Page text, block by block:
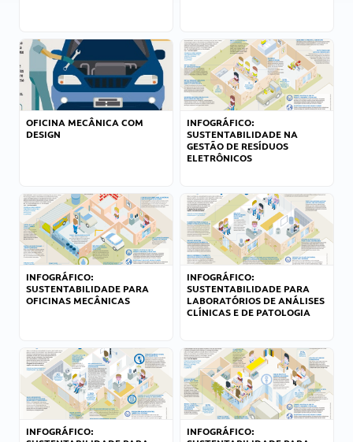
OFICINA MECÂNICA COM
DESIGN
INFOGRÁFICO:
SUSTENTABILIDADE NA
GESTÃO DE RESÍDUOS
ELETRÔNICOS
INFOGRÁFICO:
SUSTENTABILIDADE PARA
OFICINAS MECÂNICAS
INFOGRÁFICO:
SUSTENTABILIDADE PARA
LABORATÓRIOS DE ANÁLISES
CLÍNICAS E DE PATOLOGIA
INFOGRÁFICO:
INFOGRÁFICO: